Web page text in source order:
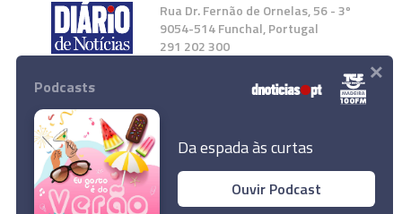
Rua Dr. Fernão de Ornelas, 56 - 3º
9054-514 Funchal, Portugal
291 202 300
Instale a nossa App
© 2024 Empresa Diário de Notícias, Lda.
Podcasts
Da espada às curtas
Ouvir Podcast
×